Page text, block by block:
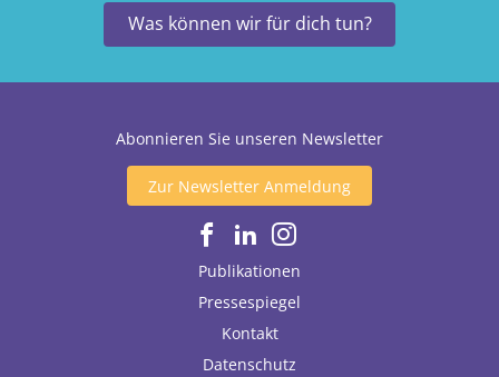
Was können wir für dich tun?
Abonnieren Sie unseren Newsletter
Zur Newsletter Anmeldung
Publikationen
Pressespiegel
Kontakt
Datenschutz